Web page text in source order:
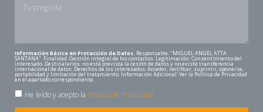
Información Básica en Protección de Datos. Responsable: "MIGUEL ANGEL ATTA
SANTANA". Finalidad: Gestión integral de los contactos. Legitimación: Consentimiento del
interesado. Destinatarios: no está prevista la cesión de datos y no existe transferencia
internacional de datos. Derechos de los interesados: Acceder, rectificar, suprimir, oponerse,
portabilidad y limitación del tratamiento. Información Adicional: Ver la Política de Privacidad
en el apartado correspondiente.
He leído y acepto la Política de Privacidad.